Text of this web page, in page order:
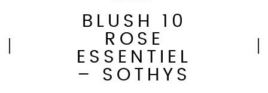
BLUSH 10
ROSE
ESSENTIEL
– SOTHYS